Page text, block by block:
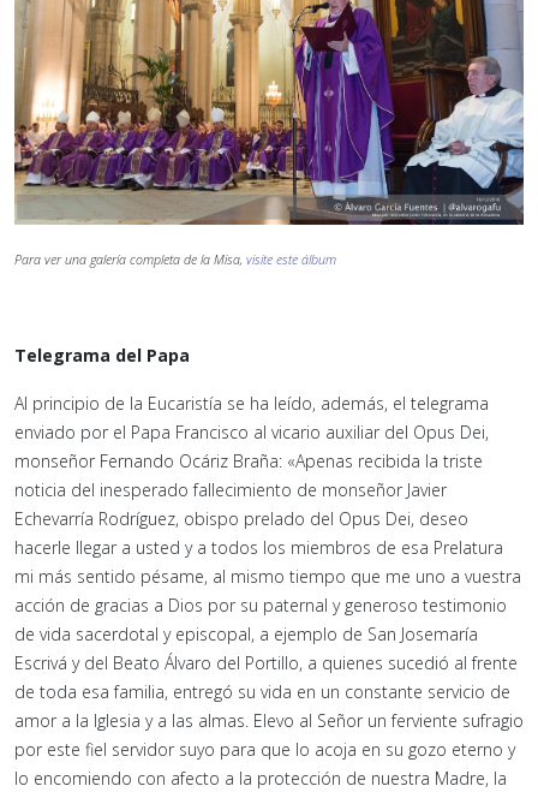
Para ver una galería completa de la Misa, visite este álbum
Telegrama del Papa
Al principio de la Eucaristía se ha leído, además, el telegrama
enviado por el Papa Francisco al vicario auxiliar del Opus Dei,
monseñor Fernando Ocáriz Braña: «Apenas recibida la triste
noticia del inesperado fallecimiento de monseñor Javier
Echevarría Rodríguez, obispo prelado del Opus Dei, deseo
hacerle llegar a usted y a todos los miembros de esa Prelatura
mi más sentido pésame, al mismo tiempo que me uno a vuestra
acción de gracias a Dios por su paternal y generoso testimonio
de vida sacerdotal y episcopal, a ejemplo de San Josemaría
Escrivá y del Beato Álvaro del Portillo, a quienes sucedió al frente
de toda esa familia, entregó su vida en un constante servicio de
amor a la Iglesia y a las almas. Elevo al Señor un ferviente sufragio
por este fiel servidor suyo para que lo acoja en su gozo eterno y
lo encomiendo con afecto a la protección de nuestra Madre, la